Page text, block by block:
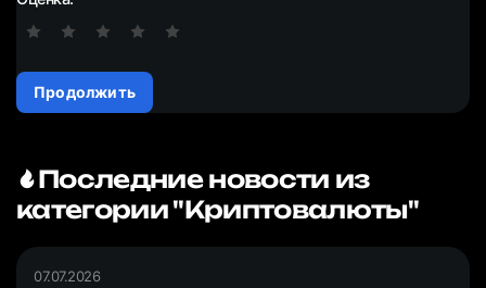
Продолжить
Последние новости из
категории "Криптовалюты"
07.07.2026